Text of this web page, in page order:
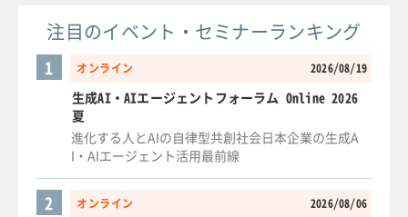
注目のイベント・セミナーランキング
オンライン 2026/08/19
1
生成AI・AIエージェントフォーラム Online 2026
夏
進化する人とAIの自律型共創社会日本企業の生成A
I・AIエージェント活用最前線
オンライン 2026/08/06
2